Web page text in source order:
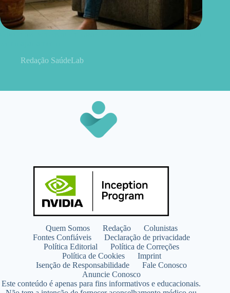
Redação SaúdeLab
Quem Somos Redação
Colunistas
Fontes Confiáveis
Declaração de privacidade
Política Editorial
Política de Correções
Política de Cookies
Imprint
Isenção de Responsabilidade
Fale Conosco
Anuncie Conosco
Este conteúdo é apenas para fins informativos e educacionais.